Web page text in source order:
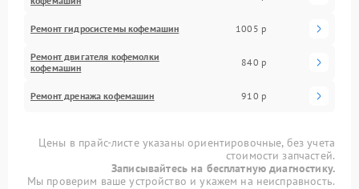
Ремонт гидросистемы кофемашин 1005 р
Ремонт двигателя кофемолки
кофемашин
840 р
Ремонт дренажа кофемашин 910 р
Цены в прайс-листе указаны ориентировочные, без учета
стоимости запчастей.
Записывайтесь на бесплатную диагностику.
Мы проверим ваше устройство и укажем на неисправность.